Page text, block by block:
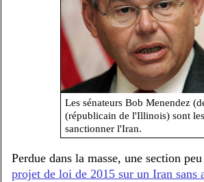
Les sénateurs Bob Menendez
(républicain de l'Illinois) sont
sanctionner l'Iran.
Perdue dans la masse, une section
projet de loi de 2015 sur un Iran sans